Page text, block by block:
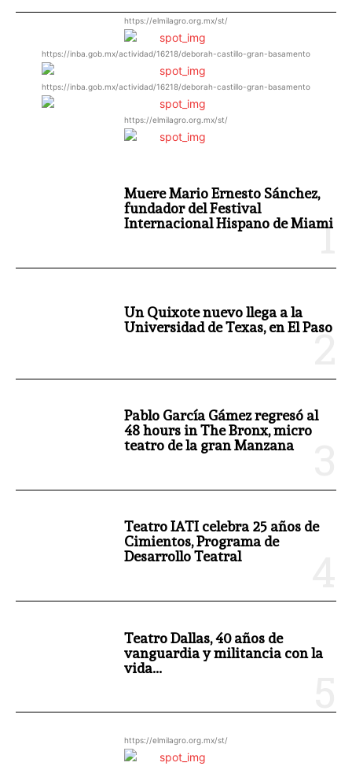
https://elmilagro.org.mx/st/
https://inba.gob.mx/actividad/16218/deborah-castillo-gran-basamento
https://inba.gob.mx/actividad/16218/deborah-castillo-gran-basamento
https://elmilagro.org.mx/st/
Muere Mario Ernesto Sánchez,
fundador del Festival
Internacional Hispano de Miami
Un Quixote nuevo llega a la
Universidad de Texas, en El Paso
Pablo García Gámez regresó al
48 hours in The Bronx, micro
teatro de la gran Manzana
Teatro IATI celebra 25 años de
Cimientos, Programa de
Desarrollo Teatral
Teatro Dallas, 40 años de
vanguardia y militancia con la
vida...
https://elmilagro.org.mx/st/